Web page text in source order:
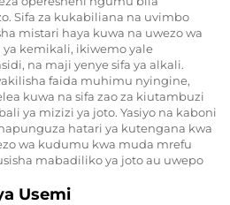
Sifa za kukabiliana na uvimbo
mistari haya kuwa na uwezo wa
kemikali, ikiwemo yale
na maji yenye sifa ya alkali.
faida muhimu nyingine,
kuwa na sifa zao za kiutambuzi
ya mizizi ya joto. Yasiyo na kaboni
hatari ya kutengana kwa
wa kudumu kwa muda mrefu
mabadiliko ya joto au uwepo
Usemi